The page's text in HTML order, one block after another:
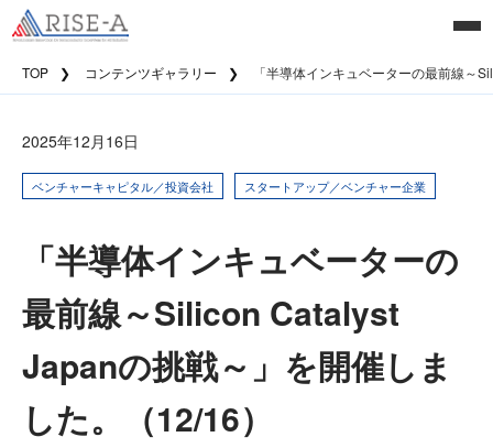
TOP コンテンツギャラリー 「半導体インキュベーターの最前線～
2025年12月16日
ベンチャーキャピタル／投資会社 スタートアップ／ベンチャー企業
「半導体インキュベーターの
最前線～Silicon Catalyst
Japanの挑戦～」を開催しま
した。（12/16）